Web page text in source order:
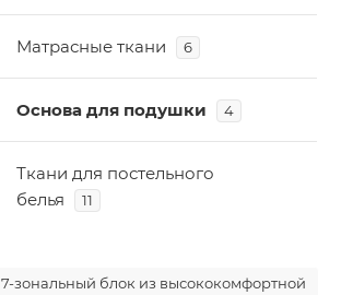
Матрасные ткани 6
Основа для подушки 4
Ткани для постельного
белья
11
7-зональный блок из высококомфортной